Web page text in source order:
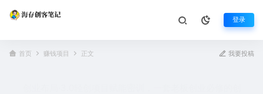
登录
首页 赚钱项目 正文 我要投稿